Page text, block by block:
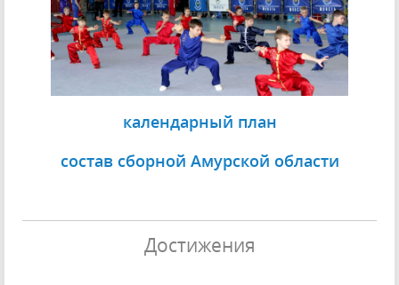
календарный план
состав сборной Амурской области
Достижения